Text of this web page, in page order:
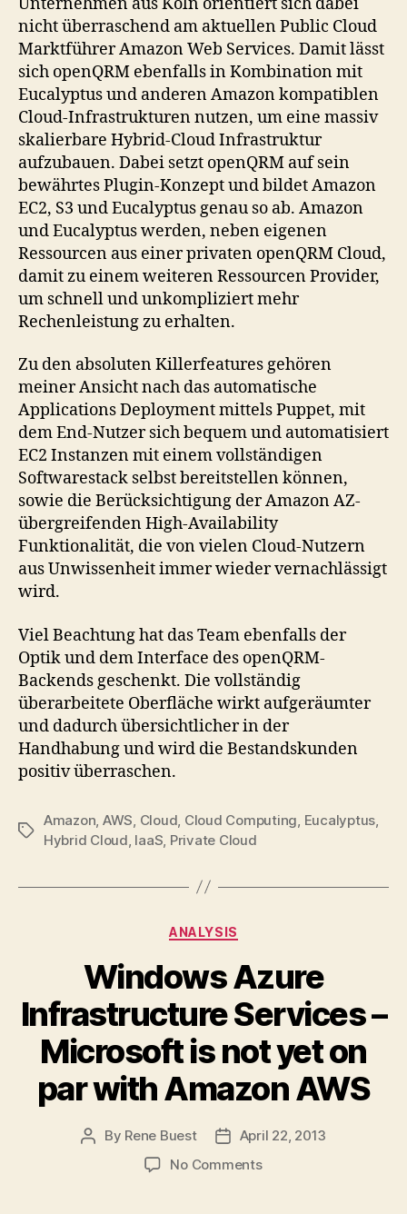
nicht überraschend am aktuellen Public Cloud
Marktführer Amazon Web Services. Damit lässt
sich openQRM ebenfalls in Kombination mit
Eucalyptus und anderen Amazon kompatiblen
Cloud-Infrastrukturen nutzen, um eine massiv
skalierbare Hybrid-Cloud Infrastruktur
aufzubauen. Dabei setzt openQRM auf sein
bewährtes Plugin-Konzept und bildet Amazon
EC2, S3 und Eucalyptus genau so ab. Amazon
und Eucalyptus werden, neben eigenen
Ressourcen aus einer privaten openQRM Cloud,
damit zu einem weiteren Ressourcen Provider,
um schnell und unkompliziert mehr
Rechenleistung zu erhalten.
Zu den absoluten Killerfeatures gehören
meiner Ansicht nach das automatische
Applications Deployment mittels Puppet, mit
dem End-Nutzer sich bequem und automatisiert
EC2 Instanzen mit einem vollständigen
Softwarestack selbst bereitstellen können,
sowie die Berücksichtigung der Amazon AZ-
übergreifenden High-Availability
Funktionalität, die von vielen Cloud-Nutzern
aus Unwissenheit immer wieder vernachlässigt
wird.
Viel Beachtung hat das Team ebenfalls der
Optik und dem Interface des openQRM-
Backends geschenkt. Die vollständig
überarbeitete Oberfläche wirkt aufgeräumter
und dadurch übersichtlicher in der
Handhabung und wird die Bestandskunden
positiv überraschen.
Tags
Amazon AWS Cloud Cloud Computing Eucalyptus
Hybrid Cloud IaaS Private Cloud
Categories
ANALYSIS
Windows Azure
Infrastructure Services –
Microsoft is not yet on
par with Amazon AWS
Post
By Rene Buest
Post
date
April 22, 2013
No Commentson